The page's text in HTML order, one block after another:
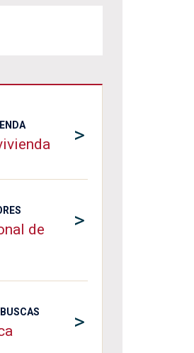
>
>
de
>